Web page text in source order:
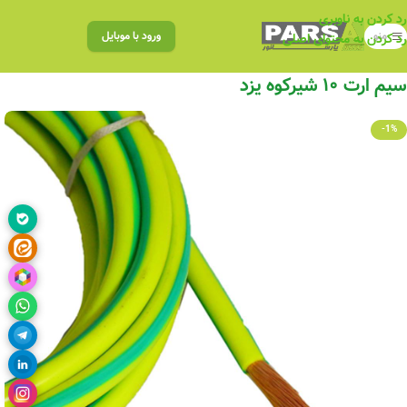
رد کردن به ناوبری
رد کردن به محتوای اصلی
منو ورود با موبایل
سیم ارت ۱۰ شیرکوه یزد
-1%